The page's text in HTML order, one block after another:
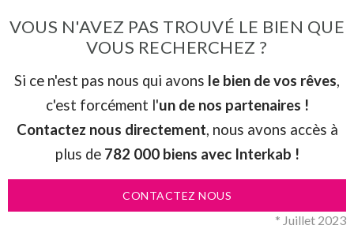
VOUS N'AVEZ PAS TROUVÉ LE BIEN QUE
VOUS RECHERCHEZ ?
Si ce n'est pas nous qui avons le bien de vos rêves,
c'est forcément l'un de nos partenaires !
Contactez nous directement, nous avons accès à
plus de 782 000 biens avec Interkab !
CONTACTEZ NOUS
* Juillet 2023